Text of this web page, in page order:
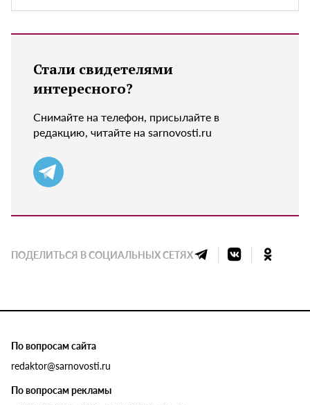
Стали свидетелями
интересного?
Снимайте на телефон, присылайте в
редакцию, читайте на sarnovosti.ru
ПОДЕЛИТЬСЯ В СОЦИАЛЬНЫХ СЕТЯХ
По вопросам сайта
redaktor@sarnovosti.ru
По вопросам рекламы